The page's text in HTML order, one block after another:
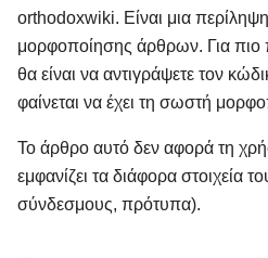
orthodoxwiki. Είναι μια
μορφοποίησης άρθρων. Για πιο
θα είναι να αντιγράψετε τον
φαίνεται να έχει τη σωστή
Το άρθρο αυτό δεν αφορά τη
εμφανίζει τα διάφορα στοιχεία
σύνδεσμους, πρότυπα).